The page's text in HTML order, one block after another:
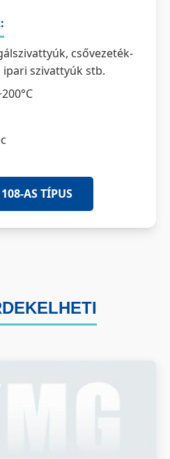
csővezeték-
szivattyúk stb.
AS TÍPUS